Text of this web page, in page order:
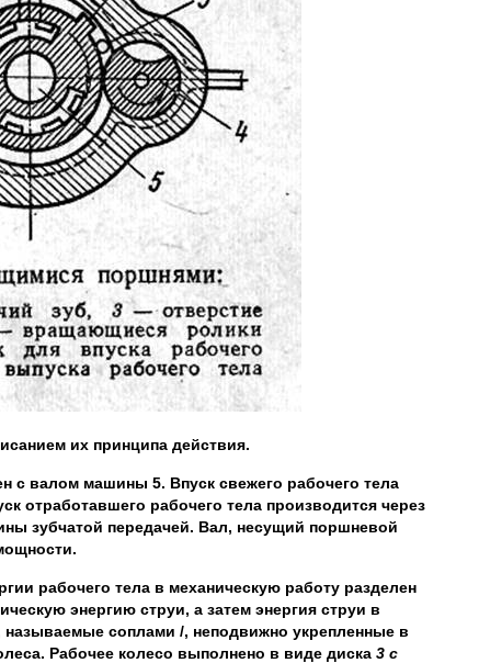
их принципа действия.
с валом машины 5. Впуск свежего рабочего тела
отработавшего рабочего тела производится через
зубчатой передачей. Вал, несущий поршневой
рабочего тела в механическую работу разделен
энергию струи, а затем энергия струи в
называемые соплами /, неподвижно укрепленные в
Рабочее колесо выполнено в виде диска 3 с